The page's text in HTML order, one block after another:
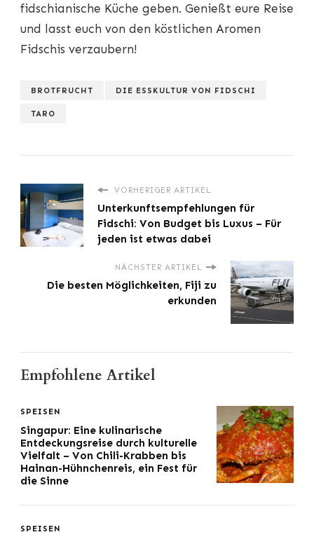
fidschianische Küche geben. Genießt eure Reise
und lasst euch von den köstlichen Aromen
Fidschis verzaubern!
BROTFRUCHT DIE ESSKULTUR VON FIDSCHI
TARO
VORHERIGER ARTIKEL
Unterkunftsempfehlungen für
Fidschi: Von Budget bis Luxus – Für
jeden ist etwas dabei
NÄCHSTER ARTIKEL
Die besten Möglichkeiten, Fiji zu
erkunden
Empfohlene Artikel
SPEISEN
Singapur: Eine kulinarische
Entdeckungsreise durch kulturelle
Vielfalt – Von Chili-Krabben bis
Hainan-Hühnchenreis, ein Fest für
die Sinne
SPEISEN